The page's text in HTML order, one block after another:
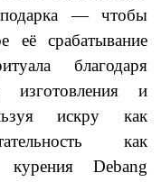
— чтобы
её срабатывание
благодаря
изготовления и
искру как
как
курения Debang